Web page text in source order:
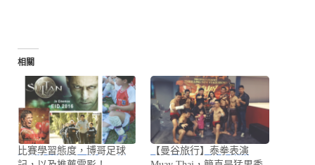
相關
比賽學習態度，博哥足球
【曼谷旅行】泰拳表演